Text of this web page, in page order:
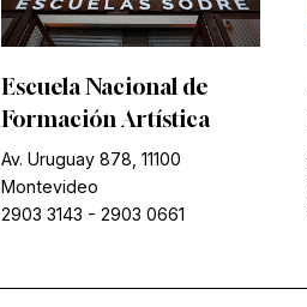
Escuela Nacional de
Formación Artística
Av. Uruguay 878, 11100
Montevideo
2903 3143 - 2903 0661